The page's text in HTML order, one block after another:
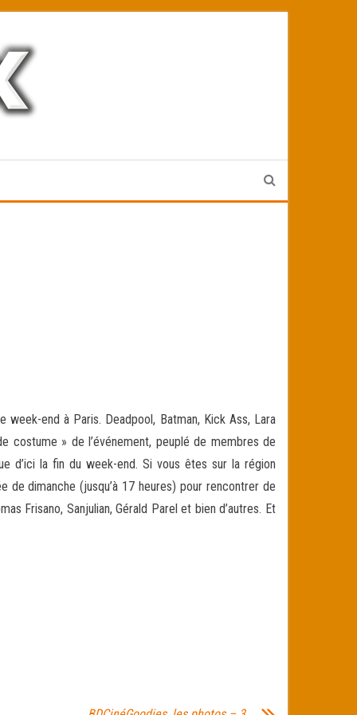
week-end à Paris. Deadpool, Batman, Kick Ass, Lara
costume » de l’événement, peuplé de membres de
d’ici la fin du week-end. Si vous êtes sur la région
dimanche (jusqu’à 17 heures) pour rencontrer de
Frisano, Sanjulian, Gérald Parel et bien d’autres. Et